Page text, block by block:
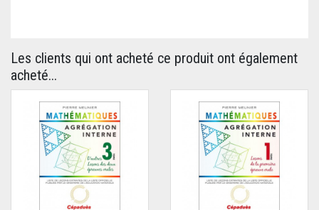
Les clients qui ont acheté ce produit ont également
acheté...